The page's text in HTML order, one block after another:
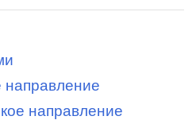
направление
направление